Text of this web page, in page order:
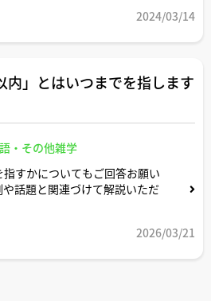
今後の住宅業界の見通しにつ
お聞かせ頂けますと幸いで
2024/03/14
内」とはいつまでを指します
・その他雑学
すかについてもご回答お願い
話題と関連づけて解説いただ
2026/03/21